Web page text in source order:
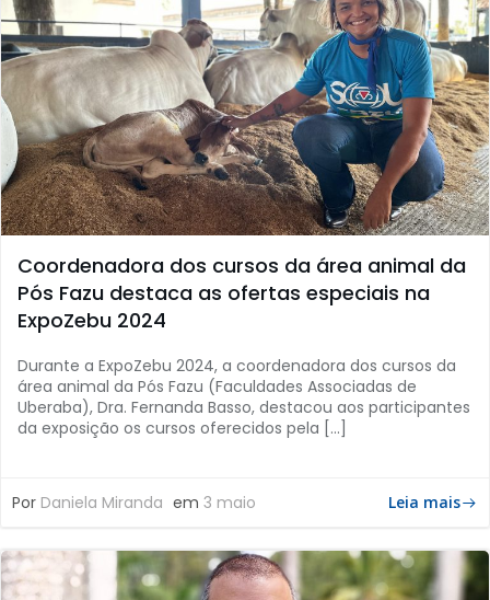
Coordenadora dos cursos da área animal da
Pós Fazu destaca as ofertas especiais na
ExpoZebu 2024
Durante a ExpoZebu 2024, a coordenadora dos cursos da
área animal da Pós Fazu (Faculdades Associadas de
Uberaba), Dra. Fernanda Basso, destacou aos participantes
da exposição os cursos oferecidos pela […]
Por Daniela Miranda em 3 maio Leia mais